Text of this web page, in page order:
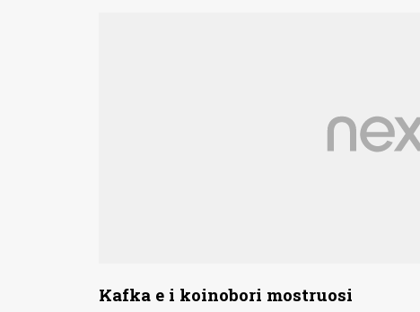
Kafka e i koinobori mostruosi